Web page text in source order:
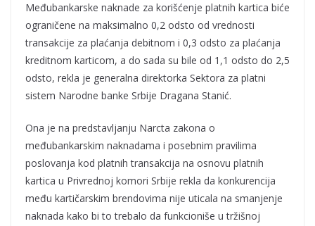
Međubankarske naknade za korišćenje platnih kartica biće
ograničene na maksimalno 0,2 odsto od vrednosti
transakcije za plaćanja debitnom i 0,3 odsto za plaćanja
kreditnom karticom, a do sada su bile od 1,1 odsto do 2,5
odsto, rekla je generalna direktorka Sektora za platni
sistem Narodne banke Srbije Dragana Stanić.
Ona je na predstavljanju Narcta zakona o
međubankarskim naknadama i posebnim pravilima
poslovanja kod platnih transakcija na osnovu platnih
kartica u Privrednoj komori Srbije rekla da konkurencija
među kartičarskim brendovima nije uticala na smanjenje
naknada kako bi to trebalo da funkcioniše u tržišnoj